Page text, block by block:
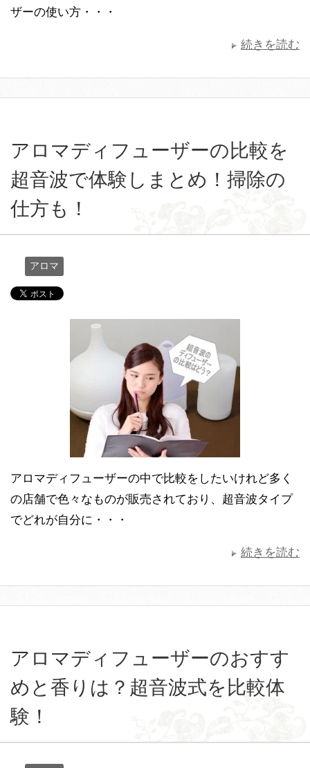
ザーの使い方・・・
続きを読む
アロマディフューザーの比較を
超音波で体験しまとめ！掃除の
仕方も！
アロマ
アロマディフューザーの中で比較をしたいけれど多く
の店舗で色々なものが販売されており、超音波タイプ
でどれが自分に・・・
続きを読む
アロマディフューザーのおすす
めと香りは？超音波式を比較体
験！